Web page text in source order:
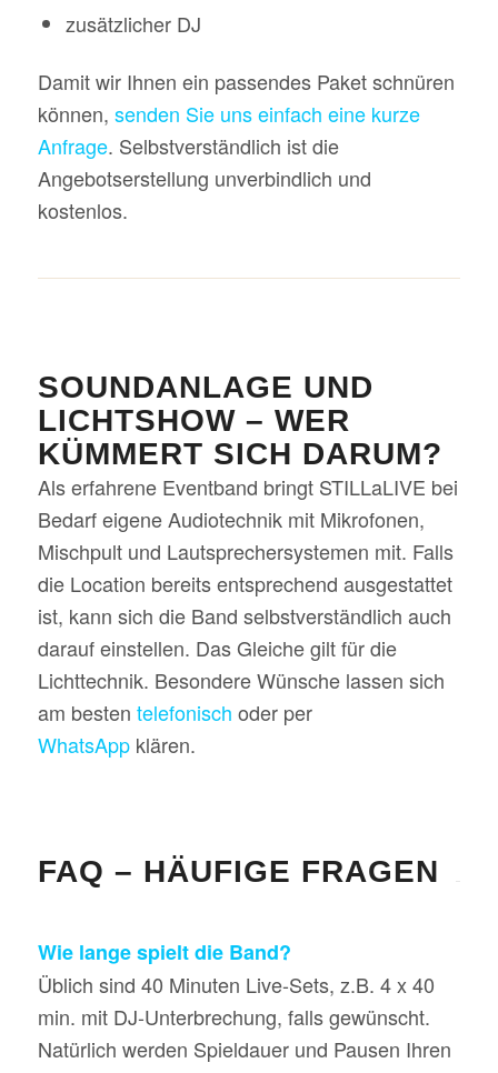
zusätzlicher DJ
Damit wir Ihnen ein passendes Paket schnüren
können, senden Sie uns einfach eine kurze
Anfrage. Selbstverständlich ist die
Angebotserstellung unverbindlich und
kostenlos.
SOUNDANLAGE UND
LICHTSHOW – WER
KÜMMERT SICH DARUM?
Als erfahrene Eventband bringt STILLaLIVE bei
Bedarf eigene Audiotechnik mit Mikrofonen,
Mischpult und Lautsprechersystemen mit. Falls
die Location bereits entsprechend ausgestattet
ist, kann sich die Band selbstverständlich auch
darauf einstellen. Das Gleiche gilt für die
Lichttechnik. Besondere Wünsche lassen sich
am besten telefonisch oder per
WhatsAppklären.
FAQ – HÄUFIGE FRAGEN
Wie lange spielt die Band?
Üblich sind 40 Minuten Live-Sets, z.B. 4 x 40
min. mit DJ-Unterbrechung, falls gewünscht.
Natürlich werden Spieldauer und Pausen Ihren